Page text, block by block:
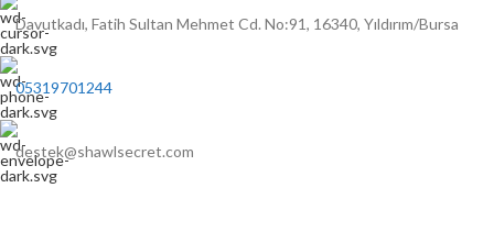
Davutkadı, Fatih Sultan Mehmet Cd. No:91, 16340, Yıldırım/Bursa
05319701244
destek@shawlsecret.com